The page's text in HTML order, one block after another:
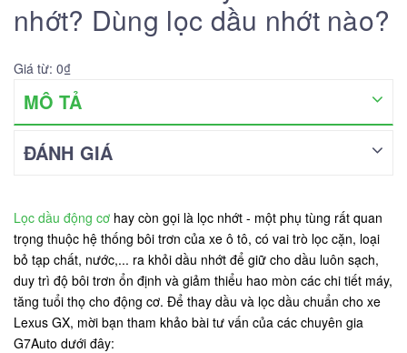
nhớt? Dùng lọc dầu nhớt nào?
Giá từ: 0₫
MÔ TẢ
ĐÁNH GIÁ
Lọc dầu động cơ hay còn gọi là lọc nhớt - một phụ tùng rất quan
trọng thuộc hệ thống bôi trơn của xe ô tô, có vai trò lọc cặn, loại
bỏ tạp chất, nước,... ra khỏi dầu nhớt để giữ cho dầu luôn sạch,
duy trì độ bôi trơn ổn định và giảm thiểu hao mòn các chi tiết máy,
tăng tuổi thọ cho động cơ. Để thay dầu và lọc dầu chuẩn cho xe
Lexus GX, mời bạn tham khảo bài tư vấn của các chuyên gia
G7Auto dưới đây: